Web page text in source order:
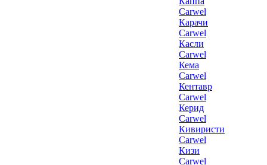
Carwel
Карачи
Carwel
Касли
Carwel
Кема
Carwel
Кентавр
Carwel
Керид
Carwel
Кивиристи
Carwel
Кизи
Carwel